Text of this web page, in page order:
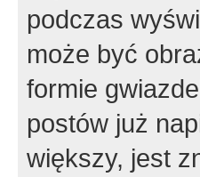
podczas
może być
formie
postów już
większy, jest